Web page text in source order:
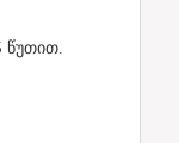
წუთით.